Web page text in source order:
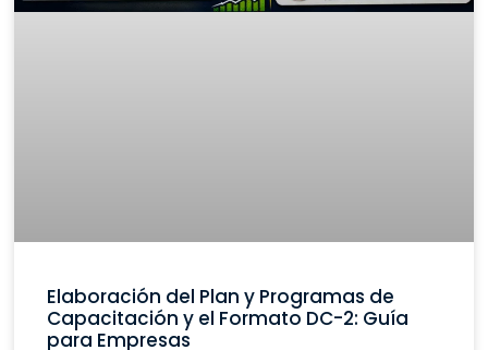
Elaboración del Plan y Programas de
Capacitación y el Formato DC-2: Guía
para Empresas